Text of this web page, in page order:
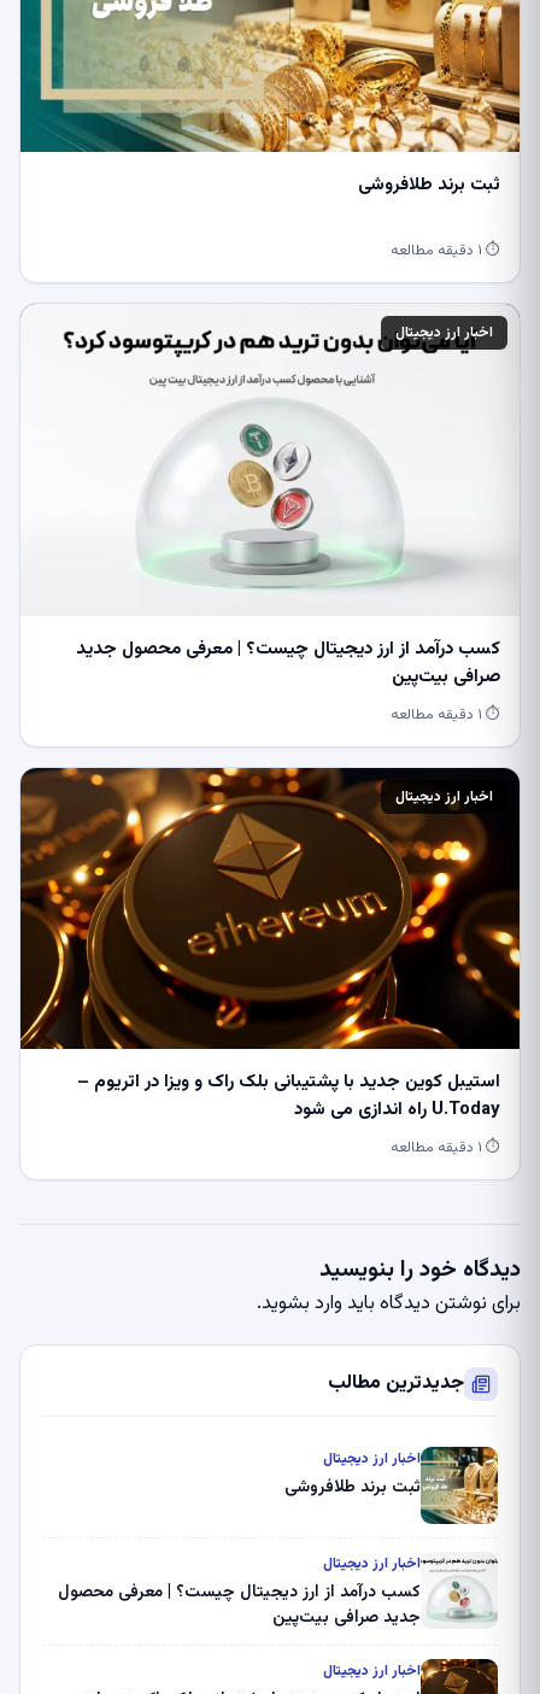
ثبت برند طلافروشی
⏱ ۱ دقیقه مطالعه
اخبار ارز دیجیتال
کسب درآمد از ارز دیجیتال چیست؟ | معرفی محصول جدید
صرافی بیت‌پین
⏱ ۱ دقیقه مطالعه
اخبار ارز دیجیتال
استیبل کوین جدید با پشتیبانی بلک راک و ویزا در اتریوم –
U.Today راه اندازی می شود
⏱ ۱ دقیقه مطالعه
دیدگاه خود را بنویسید
برای نوشتن دیدگاه باید وارد بشوید.
جدیدترین مطالب
اخبار ارز دیجیتال
ثبت برند طلافروشی
اخبار ارز دیجیتال
کسب درآمد از ارز دیجیتال چیست؟ | معرفی محصول
جدید صرافی بیت‌پین
اخبار ارز دیجیتال